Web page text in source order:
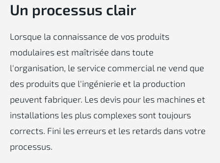
Un processus clair
Lorsque la connaissance de vos produits
modulaires est maîtrisée dans toute
l'organisation, le service commercial ne vend que
des produits que l'ingénierie et la production
peuvent fabriquer. Les devis pour les machines et
installations les plus complexes sont toujours
corrects. Fini les erreurs et les retards dans votre
processus.